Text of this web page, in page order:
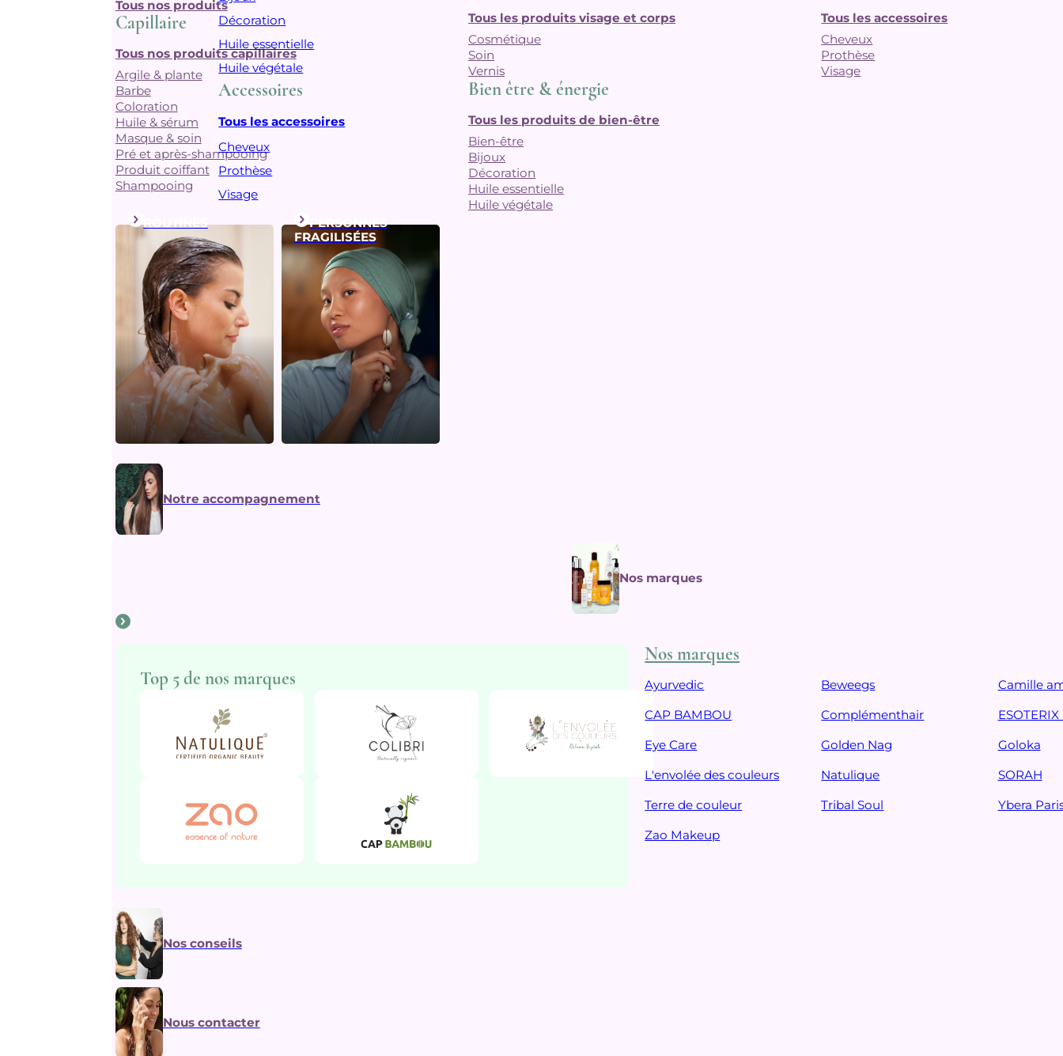
Décoration
Huile essentielle
Huile végétale
Accessoires
Tous les accessoires
Cheveux
Prothèse
Visage
Tous nos produits
Capillaire
Tous nos produits capillaires
Argile & plante
Barbe
Coloration
Huile & sérum
Masque & soin
Pré et après-shampooing
Produit coiffant
Shampooing
Tous les produits visage et corps
Cosmétique
Soin
Vernis
Bien être & énergie
Tous les produits de bien-être
Bien-être
Bijoux
Décoration
Huile essentielle
Huile végétale
Tous les accessoires
Cheveux
Prothèse
Visage
ROUTINES
PERSONNES
FRAGILISÉES
Notre accompagnement
Nos marques
Top 5 de nos marques
Nos marques
Ayurvedic Beweegs
Camille
CAP BAMBOU
Complémenthair
Eye Care
Golden Nag
Goloka
L'envolée des couleurs
Natulique
SORAH
Terre de couleur
Tribal Soul
Ybera
Zao Makeup
Nos conseils
Nous contacter